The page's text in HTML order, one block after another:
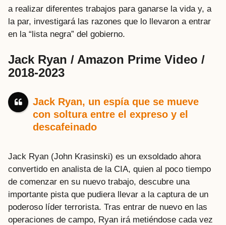
a realizar diferentes trabajos para ganarse la vida y, a
la par, investigará las razones que lo llevaron a entrar
en la “lista negra” del gobierno.
Jack Ryan / Amazon Prime Video /
2018-2023
Jack Ryan, un espía que se mueve
con soltura entre el expreso y el
descafeinado
Jack Ryan (John Krasinski) es un exsoldado ahora
convertido en analista de la CIA, quien al poco tiempo
de comenzar en su nuevo trabajo, descubre una
importante pista que pudiera llevar a la captura de un
poderoso líder terrorista. Tras entrar de nuevo en las
operaciones de campo, Ryan irá metiéndose cada vez